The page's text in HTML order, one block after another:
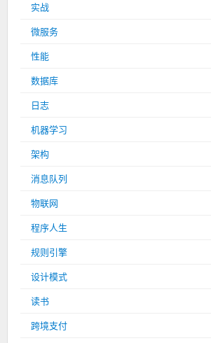
实战
微服务
性能
数据库
日志
机器学习
架构
消息队列
物联网
程序人生
规则引擎
设计模式
读书
跨境支付